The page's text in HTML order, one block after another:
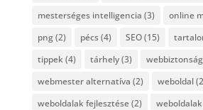
mesterséges intelligencia (3) online
png(2) pécs(4) SEO(15)
tippek (4) tárhely(3) webbiztonság
webmester alternatíva (2) weboldal
weboldalak fejlesztése(2)